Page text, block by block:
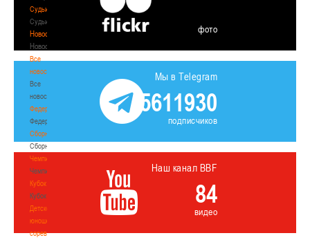
Судьи
Судьи
Новости
Новости
Все
новости
Все
новости
Федерация
Федерация
Сборные
Сборные
Чемпионат
Чемпионат
Кубок
Кубок
Детско-
юношеские
соревнования
фото
Мы в Telegram
5611930
подписчиков
Наш канал BBF
84
видео